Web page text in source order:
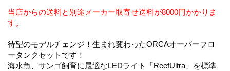
当店からの送料と別途メーカー取寄せ送料が8000円かかりま
す。
待望のモデルチェンジ！生まれ変わったORCAオーバーフロ
ータンクセットです！
海水魚、サンゴ飼育に最適なLEDライト「ReefUltra」を標準